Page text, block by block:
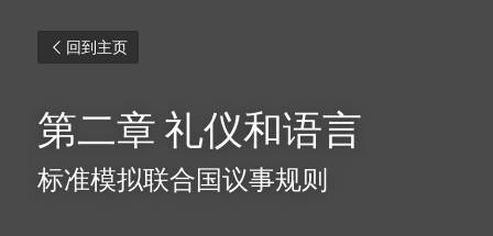
回到主页
第二章 礼仪和语言
标准模拟联合国议事规则